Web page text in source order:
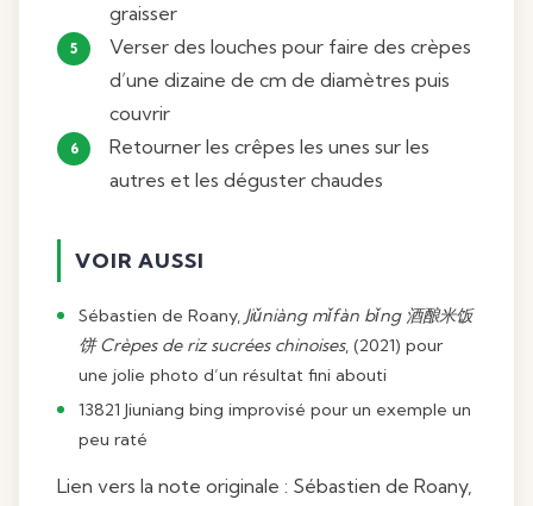
graisser
Verser des louches pour faire des crèpes
d’une dizaine de cm de diamètres puis
couvrir
Retourner les crêpes les unes sur les
autres et les déguster chaudes
VOIR AUSSI
Sébastien de Roany, Jiǔniàng mǐfàn bǐng 酒酿米饭
饼 Crèpes de riz sucrées chinoises, (2021) pour
une jolie photo d’un résultat fini abouti
13821 Jiuniang bing improvisé pour un exemple un
peu raté
Lien vers la note originale : Sébastien de Roany,